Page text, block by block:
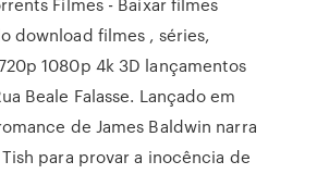
download filmes , séries,
1080p 4k 3D lançamentos
Beale Falasse. Lançado em
de James Baldwin narra
para provar a inocência de